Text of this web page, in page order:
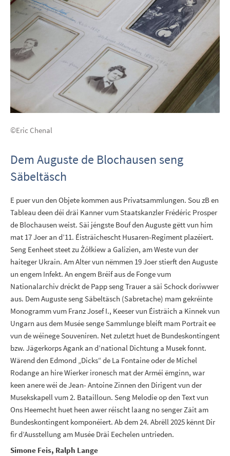
©Eric Chenal
Dem Auguste de Blochausen seng
Säbeltäsch
E puer vun den Objete kommen aus Privatsammlungen. Sou zB en
Tableau deen déi dräi Kanner vum Staatskanzler Frédéric Prosper
de Blochausen weist. Säi jéngste Bouf den Auguste gëtt vun him
mat 17 Joer an d’11. Éisträichescht Husaren-Regiment plazéiert.
Seng Eenheet steet zu Żółkiew a Galizien, am Weste vun der
haiteger Ukrain. Am Alter vun nëmmen 19 Joer stierft den Auguste
un engem Infekt. An engem Bréif aus de Fonge vum
Nationalarchiv dréckt de Papp seng Trauer a säi Schock doriwwer
aus. Dem Auguste seng Säbeltäsch (Sabretache) mam gekréinte
Monogramm vum Franz Josef I., Keeser vun Éisträich a Kinnek vun
Ungarn aus dem Musée senge Sammlunge bleift mam Portrait ee
vun de wéinege Souveniren. Net zuletzt huet de Bundeskontingent
bzw. Jägerkorps Agank an d’national Dichtung a Musek fonnt.
Wärend den Edmond „Dicks“ de La Fontaine oder de Michel
Rodange an hire Wierker ironesch mat der Arméi ëmginn, war
keen anere wéi de Jean- Antoine Zinnen den Dirigent vun der
Musekskapell vum 2. Batailloun. Seng Melodie op den Text vun
Ons Heemecht huet heen awer réischt laang no senger Zäit am
Bundeskontingent komponéiert. Ab dem 24. Abrëll 2025 kënnt Dir
fir d’Ausstellung am Musée Dräi Eechelen untrieden.
Simone Feis, Ralph Lange